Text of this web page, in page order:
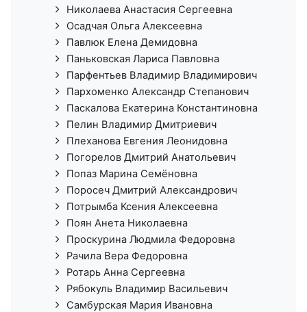
Николаева Анастасия Сергеевна
Осадчая Ольга Алексеевна
Павлюк Елена Демидовна
Паньковская Лариса Павловна
Парфентьев Владимир Владимирович
Пархоменко Александр Степанович
Паскалова Екатерина Константиновна
Пелин Владимир Дмитриевич
Плеханова Евгения Леонидовна
Погорелов Дмитрий Анатольевич
Попаз Марина Семёновна
Поросеч Дмитрий Александрович
Потрымба Ксения Алексеевна
Поян Анета Николаевна
Проскурина Людмила Федоровна
Рачила Вера Федоровна
Ротарь Анна Сергеевна
Рябокуль Владимир Васильевич
Самбурская Мария Ивановна